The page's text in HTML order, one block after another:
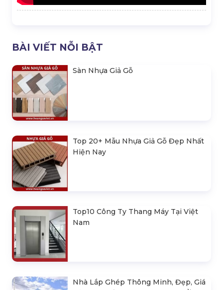
BÀI VIẾT NỖI BẬT
Sàn Nhựa Giả Gỗ
Top 20+ Mẫu Nhựa Giả Gỗ Đẹp Nhất
Hiện Nay
Top10 Công Ty Thang Máy Tại Việt
Nam
Nhà Lắp Ghép Thông Minh, Đẹp, Giá